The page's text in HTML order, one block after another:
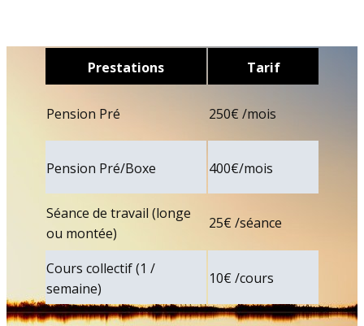
Prestations Tarif
Pension Pré 250€ /mois
Pension Pré/Boxe 400€/mois
Séance de travail (longe
ou montée)
25€ /séance
Cours collectif (1 /
semaine)
10€ /cours